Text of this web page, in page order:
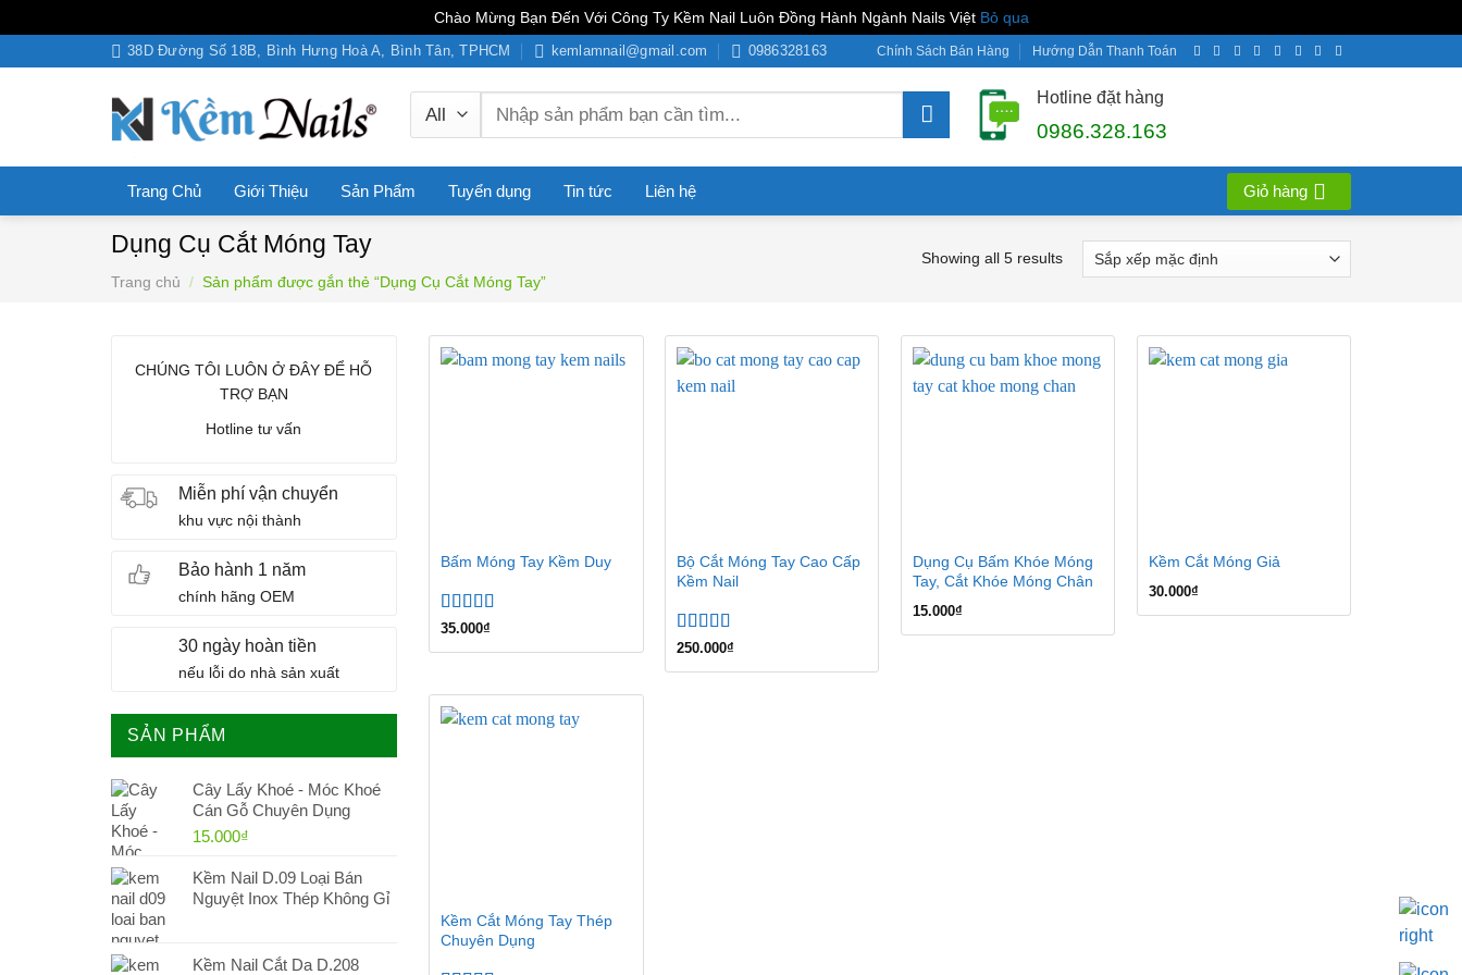
Chào Mừng Bạn Đến Với Công Ty Kềm Nail Luôn Đồng Hành Ngành Nails Việt Bỏ qua
to
38D Đường Số 18B, Bình Hưng Hoà A, Bình Tân, TPHCM kemlamnail@gmail.com 0986328163 Chính Sách Bán Hàng Hướng Dẫn Thanh Toán
Tìm
Hotline đặt hàng
0986.328.163
Trang Chủ Giới Thiệu Sản Phẩm Tuyển dụng Tin tức Liên hệ Giỏ hàng
Dụng Cụ Cắt Móng Tay
Trang chủ / Sản phẩm được gắn thẻ “Dụng Cụ Cắt Móng Tay”
Showing all 5 results
CHÚNG TÔI LUÔN Ở ĐÂY ĐỂ HỖ
TRỢ BẠN
Hotline tư vấn
Miễn phí vận chuyển
khu vực nội thành
Bảo hành 1 năm
chính hãng OEM
30 ngày hoàn tiền
nếu lỗi do nhà sản xuất
SẢN PHẨM
Cây Lấy Khoé - Móc Khoé
Cán Gỗ Chuyên Dụng
15.000₫
Kềm Nail D.09 Loại Bán
Nguyệt Inox Thép Không Gỉ
Kềm Nail Cắt Da D.208
Bấm Móng Tay Kềm Duy
Được xếp
35.000₫
Bộ Cắt Móng Tay Cao Cấp
Kềm Nail
Được xếp
250.000₫
Dụng Cụ Bấm Khóe Móng
Tay, Cắt Khóe Móng Chân
15.000₫
Kềm Cắt Móng Giả
30.000₫
Kềm Cắt Móng Tay Thép
Chuyên Dụng